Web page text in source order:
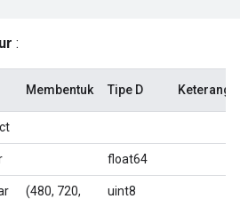
:
Membentuk Tipe D
float64
(480, 720,
uint8